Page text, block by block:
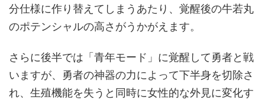
分仕様に作り替えてしまうあたり、覚醒後の牛若丸
のポテンシャルの高さがうかがえます。
さらに後半では「青年モード」に覚醒して勇者と戦
いますが、勇者の神器の力によって下半身を切除さ
れ、生殖機能を失うと同時に女性的な外見に変化す